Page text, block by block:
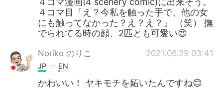
４コマ目「え？今私を触った手で、他の女
にも触ってなかった？え？え？」 （笑） 撫
でられてる時の顔、2匹とも可愛い😍
Noriko のりこ 2021.06.29 03:41
JP EN
かわいい！ ヤキモチを妬いたんですね😊